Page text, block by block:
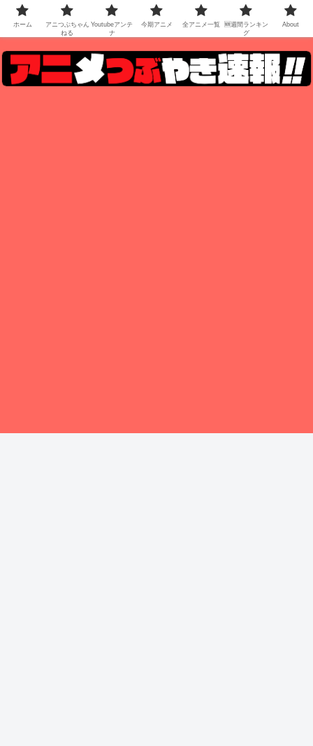
ホーム
アニつぶちゃん
ねる
Youtubeアンテ
ナ
今期アニメ 全アニメ一覧
🆕週間ランキン
グ
About